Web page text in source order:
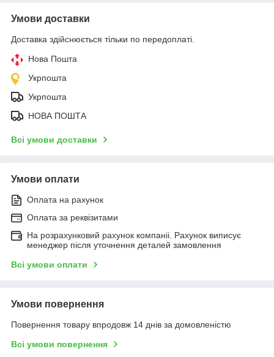
Умови доставки
Доставка здійснюється тільки по передоплаті.
Нова Пошта
Укрпошта
Укрпошта
НОВА ПОШТА
Всі умови доставки
Умови оплати
Оплата на рахунок
Оплата за реквізитами
На розрахунковий рахунок компаніі. Рахунок виписує
менеджер після уточнення деталей замовлення
Всі умови оплати
Умови повернення
Повернення товару впродовж 14 днів за домовленістю
Всі умови повернення